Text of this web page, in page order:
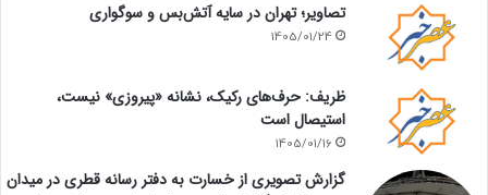
تصاویر؛ تهران در سایه آتش‌بس و سوگواری
1405/01/24
ظریف: حرف‌های رکیک، نشانه «پیروزی» نیست،
استیصال است
1405/01/16
گزارش تصویری از خسارت به دفتر رسانه قطری در میدان